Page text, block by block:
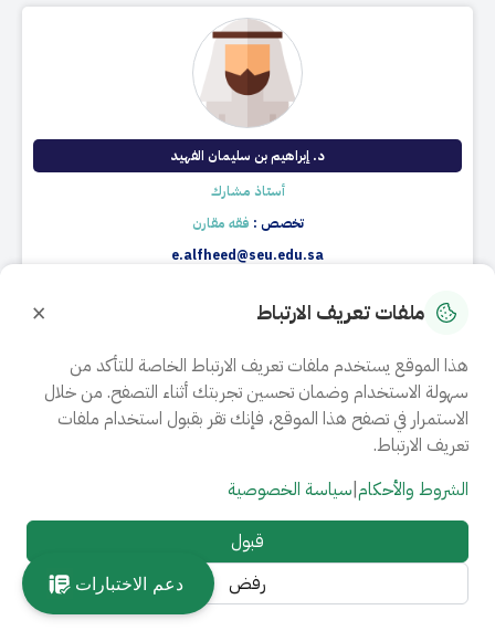
د. إبراهيم بن سليمان الفهيد
أستاذ مشارك
تخصص : فقه مقارن
e.alfheed@seu.edu.sa
فرع الدمام
السيرة الذاتية
د. أفنان سامي فطاني
أستاذ مساعد
ملفات تعريف الارتباط ×
هذا الموقع يستخدم ملفات تعريف الارتباط الخاصة للتأكد من
سهولة الاستخدام وضمان تحسين تجربتك أثناء التصفح. من خلال
الاستمرار في تصفح هذا الموقع، فإنك تقر بقبول استخدام ملفات
تعريف الارتباط.
الشروط والأحكام|سياسة الخصوصية
قبول
رفض
دعم الاختبارات